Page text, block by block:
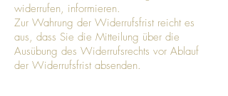
widerrufen, informieren.
Zur Wahrung der Widerrufsfrist reicht es
aus, dass Sie die Mitteilung über die
Ausübung des Widerrufsrechts vor Ablauf
der Widerrufsfrist absenden.